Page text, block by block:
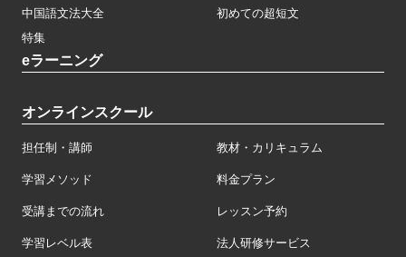
中国語文法大全
初めての超短文
特集
eラーニング
オンラインスクール
担任制・講師 教材・カリキュラム
学習メソッド 料金プラン
受講までの流れ レッスン予約
学習レベル表 法人研修サービス